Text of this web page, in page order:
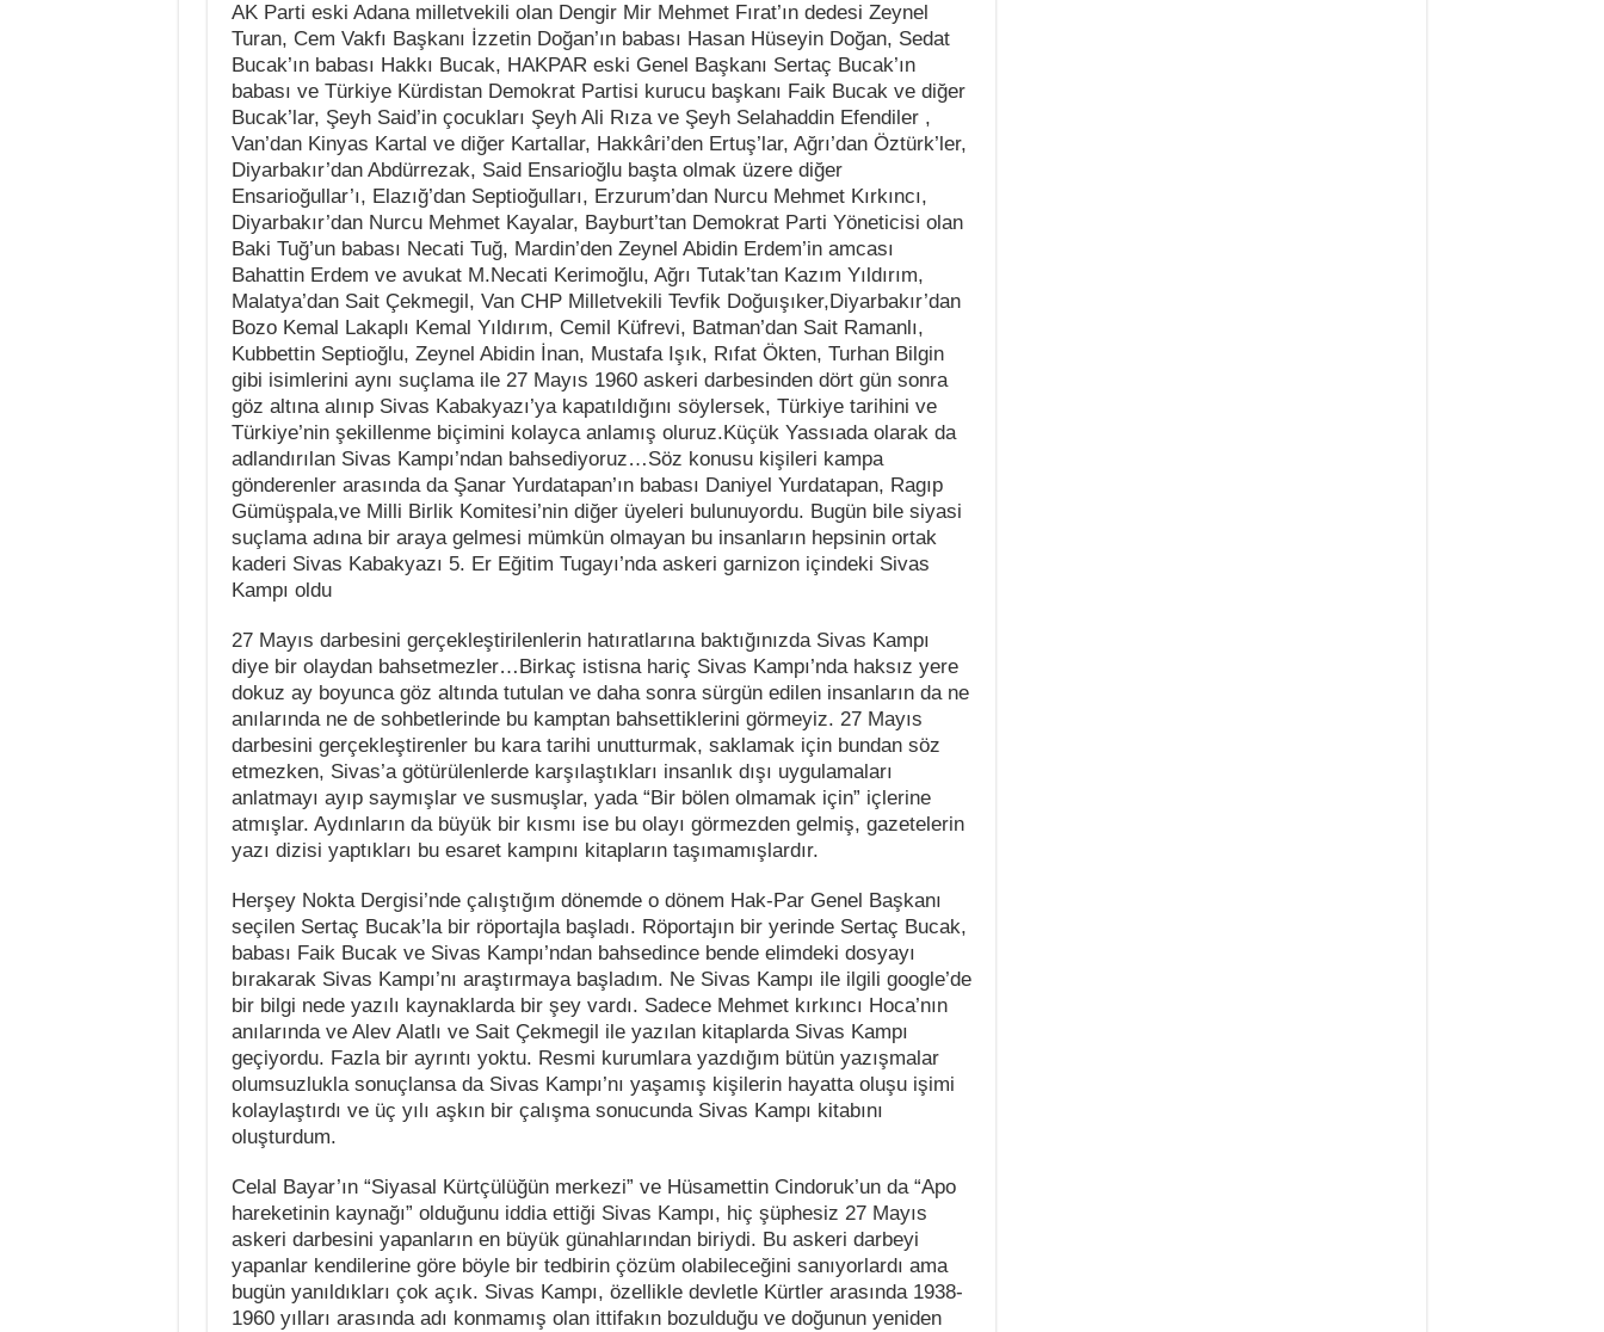
AK Parti eski Adana milletvekili olan Dengir Mir Mehmet Fırat’ın dedesi Zeynel
Turan, Cem Vakfı Başkanı İzzetin Doğan’ın babası Hasan Hüseyin Doğan, Sedat
Bucak’ın babası Hakkı Bucak, HAKPAR eski Genel Başkanı Sertaç Bucak’ın
babası ve Türkiye Kürdistan Demokrat Partisi kurucu başkanı Faik Bucak ve diğer
Bucak’lar, Şeyh Said’in çocukları Şeyh Ali Rıza ve Şeyh Selahaddin Efendiler ,
Van’dan Kinyas Kartal ve diğer Kartallar, Hakkâri’den Ertuş’lar, Ağrı’dan Öztürk’ler,
Diyarbakır’dan Abdürrezak, Said Ensarioğlu başta olmak üzere diğer
Ensarioğullar’ı, Elazığ’dan Septioğulları, Erzurum’dan Nurcu Mehmet Kırkıncı,
Diyarbakır’dan Nurcu Mehmet Kayalar, Bayburt’tan Demokrat Parti Yöneticisi olan
Baki Tuğ’un babası Necati Tuğ, Mardin’den Zeynel Abidin Erdem’in amcası
Bahattin Erdem ve avukat M.Necati Kerimoğlu, Ağrı Tutak’tan Kazım Yıldırım,
Malatya’dan Sait Çekmegil, Van CHP Milletvekili Tevfik Doğuışıker,Diyarbakır’dan
Bozo Kemal Lakaplı Kemal Yıldırım, Cemil Küfrevi, Batman’dan Sait Ramanlı,
Kubbettin Septioğlu, Zeynel Abidin İnan, Mustafa Işık, Rıfat Ökten, Turhan Bilgin
gibi isimlerini aynı suçlama ile 27 Mayıs 1960 askeri darbesinden dört gün sonra
göz altına alınıp Sivas Kabakyazı’ya kapatıldığını söylersek, Türkiye tarihini ve
Türkiye’nin şekillenme biçimini kolayca anlamış oluruz.Küçük Yassıada olarak da
adlandırılan Sivas Kampı’ndan bahsediyoruz…Söz konusu kişileri kampa
gönderenler arasında da Şanar Yurdatapan’ın babası Daniyel Yurdatapan, Ragıp
Gümüşpala,ve Milli Birlik Komitesi’nin diğer üyeleri bulunuyordu. Bugün bile siyasi
suçlama adına bir araya gelmesi mümkün olmayan bu insanların hepsinin ortak
kaderi Sivas Kabakyazı 5. Er Eğitim Tugayı’nda askeri garnizon içindeki Sivas
Kampı oldu
27 Mayıs darbesini gerçekleştirilenlerin hatıratlarına baktığınızda Sivas Kampı
diye bir olaydan bahsetmezler…Birkaç istisna hariç Sivas Kampı’nda haksız yere
dokuz ay boyunca göz altında tutulan ve daha sonra sürgün edilen insanların da ne
anılarında ne de sohbetlerinde bu kamptan bahsettiklerini görmeyiz. 27 Mayıs
darbesini gerçekleştirenler bu kara tarihi unutturmak, saklamak için bundan söz
etmezken, Sivas’a götürülenlerde karşılaştıkları insanlık dışı uygulamaları
anlatmayı ayıp saymışlar ve susmuşlar, yada “Bir bölen olmamak için” içlerine
atmışlar. Aydınların da büyük bir kısmı ise bu olayı görmezden gelmiş, gazetelerin
yazı dizisi yaptıkları bu esaret kampını kitapların taşımamışlardır.
Herşey Nokta Dergisi’nde çalıştığım dönemde o dönem Hak-Par Genel Başkanı
seçilen Sertaç Bucak’la bir röportajla başladı. Röportajın bir yerinde Sertaç Bucak,
babası Faik Bucak ve Sivas Kampı’ndan bahsedince bende elimdeki dosyayı
bırakarak Sivas Kampı’nı araştırmaya başladım. Ne Sivas Kampı ile ilgili google’de
bir bilgi nede yazılı kaynaklarda bir şey vardı. Sadece Mehmet kırkıncı Hoca’nın
anılarında ve Alev Alatlı ve Sait Çekmegil ile yazılan kitaplarda Sivas Kampı
geçiyordu. Fazla bir ayrıntı yoktu. Resmi kurumlara yazdığım bütün yazışmalar
olumsuzlukla sonuçlansa da Sivas Kampı’nı yaşamış kişilerin hayatta oluşu işimi
kolaylaştırdı ve üç yılı aşkın bir çalışma sonucunda Sivas Kampı kitabını
oluşturdum.
Celal Bayar’ın “Siyasal Kürtçülüğün merkezi” ve Hüsamettin Cindoruk’un da “Apo
hareketinin kaynağı” olduğunu iddia ettiği Sivas Kampı, hiç şüphesiz 27 Mayıs
askeri darbesini yapanların en büyük günahlarından biriydi. Bu askeri darbeyi
yapanlar kendilerine göre böyle bir tedbirin çözüm olabileceğini sanıyorlardı ama
bugün yanıldıkları çok açık. Sivas Kampı, özellikle devletle Kürtler arasında 1938-
1960 yılları arasında adı konmamış olan ittifakın bozulduğu ve doğunun yeniden